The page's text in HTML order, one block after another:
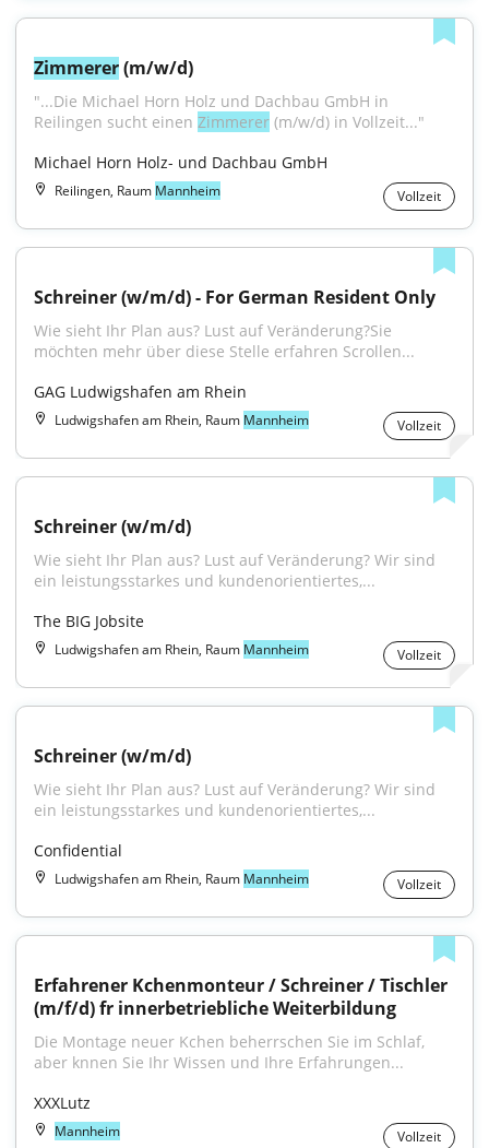
Zimmerer (m/w/d)
"...Die Michael Horn Holz und Dachbau GmbH in
Reilingen sucht einen Zimmerer (m/w/d) in Vollzeit..."
Michael Horn Holz- und Dachbau GmbH
Reilingen, Raum Mannheim Vollzeit
Schreiner (w/m/d) - For German Resident Only
Wie sieht Ihr Plan aus? Lust auf Veränderung?Sie
möchten mehr über diese Stelle erfahren Scrollen...
GAG Ludwigshafen am Rhein
Ludwigshafen am Rhein, Raum Mannheim Vollzeit
Schreiner (w/m/d)
Wie sieht Ihr Plan aus? Lust auf Veränderung? Wir sind
ein leistungsstarkes und kundenorientiertes,...
The BIG Jobsite
Ludwigshafen am Rhein, Raum Mannheim Vollzeit
Schreiner (w/m/d)
Wie sieht Ihr Plan aus? Lust auf Veränderung? Wir sind
ein leistungsstarkes und kundenorientiertes,...
Confidential
Ludwigshafen am Rhein, Raum Mannheim Vollzeit
Erfahrener Kchenmonteur / Schreiner / Tischler
(m/f/d) fr innerbetriebliche Weiterbildung
Die Montage neuer Kchen beherrschen Sie im Schlaf,
aber knnen Sie Ihr Wissen und Ihre Erfahrungen...
XXXLutz
Mannheim Vollzeit